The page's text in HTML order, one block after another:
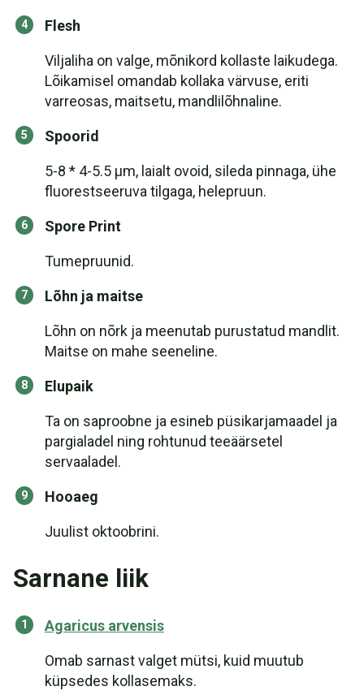
Flesh
Viljaliha on valge, mõnikord kollaste laikudega.
Lõikamisel omandab kollaka värvuse, eriti
varreosas, maitsetu, mandlilõhnaline.
Spoorid
5-8 * 4-5.5 μm, laialt ovoid, sileda pinnaga, ühe
fluorestseeruva tilgaga, helepruun.
Spore Print
Tumepruunid.
Lõhn ja maitse
Lõhn on nõrk ja meenutab purustatud mandlit.
Maitse on mahe seeneline.
Elupaik
Ta on saproobne ja esineb püsikarjamaadel ja
pargialadel ning rohtunud teeäärsetel
servaaladel.
Hooaeg
Juulist oktoobrini.
Sarnane liik
Agaricus arvensis
Omab sarnast valget mütsi, kuid muutub
küpsedes kollasemaks.